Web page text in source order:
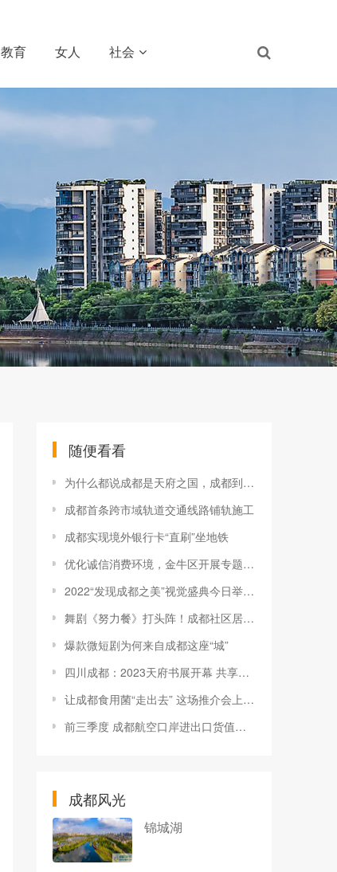
教育 女人 社会
随便看看
为什么都说成都是天府之国，成都到底好在哪？
成都首条跨市域轨道交通线路铺轨施工
成都实现境外银行卡“直刷”坐地铁
优化诚信消费环境，金牛区开展专题座谈
2022“发现成都之美”视觉盛典今日举行视觉成都正式上线
舞剧《努力餐》打头阵！成都社区居民可观赏精品舞台剧
爆款微短剧为何来自成都这座“城”
四川成都：2023天府书展开幕 共享书香
让成都食用菌“走出去” 这场推介会上4个项目签约总投资达3.65亿元
前三季度 成都航空口岸进出口货值增长超30%
成都风光
锦城湖